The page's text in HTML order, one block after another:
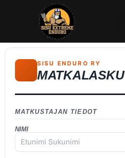
SISU ENDURO RY
MATKALASKU
MATKUSTAJAN TIEDOT
NIMI